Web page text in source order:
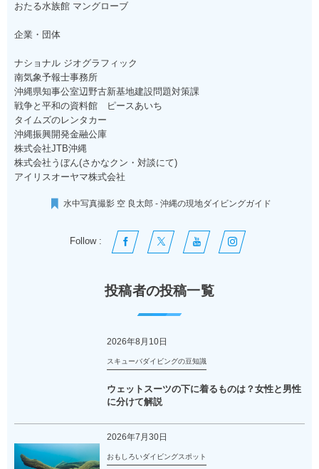
おたる水族館 マングローブ
企業・団体
ナショナル ジオグラフィック
南気象予報士事務所
沖縄県知事公室辺野古新基地建設問題対策課
戦争と平和の資料館 ピースあいち
タイムズのレンタカー
沖縄振興開発金融公庫
株式会社JTB沖縄
株式会社うぼん(さかなクン・対談にて)
アイリスオーヤマ株式会社
水中写真撮影 空 良太郎 - 沖縄の現地ダイビングガイド
Follow :
投稿者の投稿一覧
2026年8月10日
スキューバダイビングの豆知識
ウェットスーツの下に着るものは？女性と男性
に分けて解説
2026年7月30日
おもしろいダイビングスポット